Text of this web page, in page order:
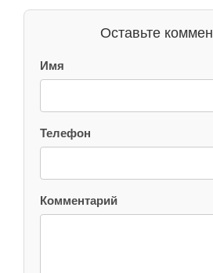
Оставьте
Имя
Телефон
Комментарий